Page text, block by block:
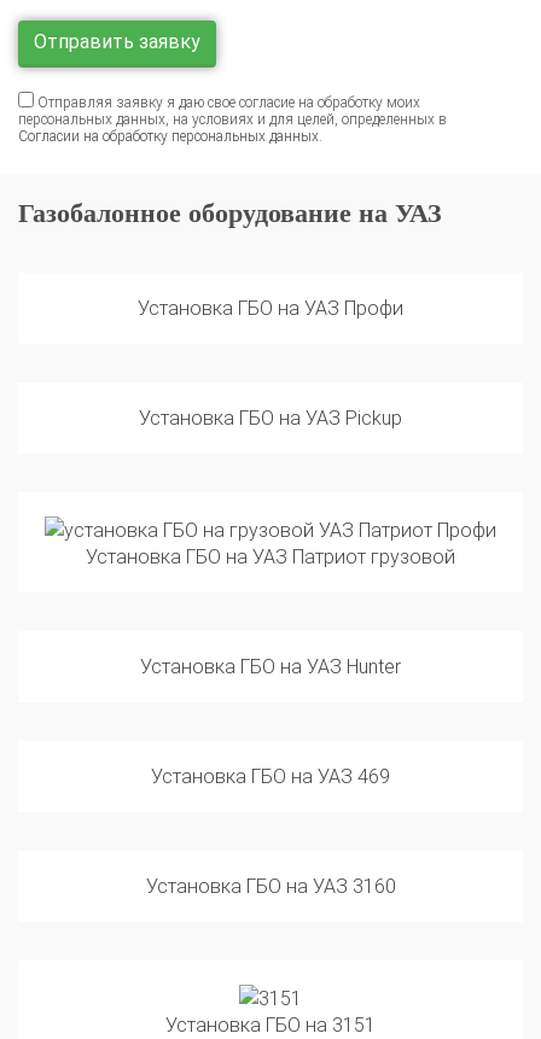
Отправляя заявку я даю свое согласие на обработку моих
персональных данных, на условиях и для целей, определенных в
Согласии на обработку персональных данных.
Газобалонное оборудование на УАЗ
Установка ГБО на УАЗ Профи
Установка ГБО на УАЗ Pickup
Установка ГБО на УАЗ Патриот грузовой
Установка ГБО на УАЗ Hunter
Установка ГБО на УАЗ 469
Установка ГБО на УАЗ 3160
Установка ГБО на 3151